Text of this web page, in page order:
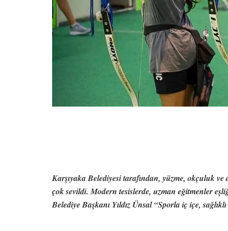
Karşıyaka Belediyesi tarafından, yüzme, okçuluk
çok sevildi. Modern tesislerde, uzman eğitmenler
Belediye Başkanı Yıldız Ünsal “Sporla iç içe,